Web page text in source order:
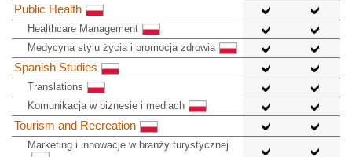
Public Health
Healthcare Management
Medycyna stylu życia i promocja zdrowia
Spanish Studies
Translations
Komunikacja w biznesie i mediach
Tourism and Recreation
Marketing i innowacje w branży turystycznej